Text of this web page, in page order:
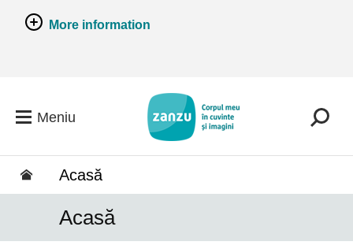
More information
Meniu
Acasă
Acasă